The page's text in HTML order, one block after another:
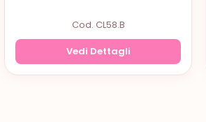
Cod. CL58.B
Vedi Dettagli